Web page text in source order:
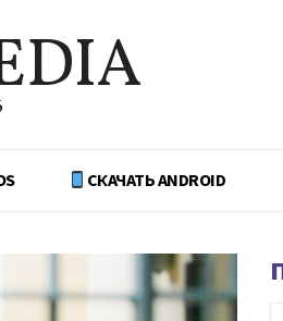
СКАЧАТЬ ANDROID